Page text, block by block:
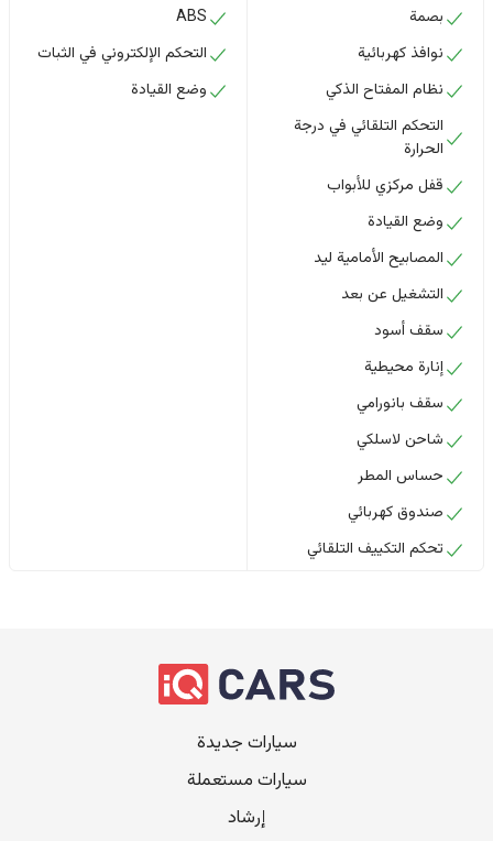
بصمة
نوافذ كهربائية
نظام المفتاح الذكي
التحكم التلقائي في درجة
الحرارة
قفل مركزي للأبواب
وضع القيادة
المصابيح الأمامية ليد
التشغيل عن بعد
سقف أسود
إنارة محيطية
سقف بانورامي
شاحن لاسلكي
حساس المطر
صندوق كهربائي
تحكم التكييف التلقائي
ABS
التحكم الإلكتروني في الثبات
وضع القيادة
سيارات جديدة
سيارات مستعملة
إرشاد